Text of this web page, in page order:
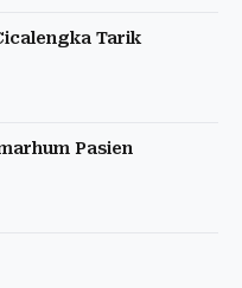
Tarik
Pasien